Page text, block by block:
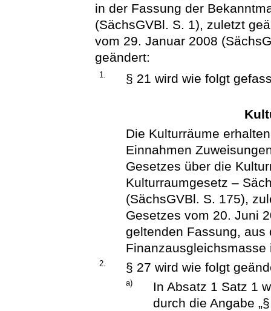
in der Fassung der
(SächsGVBl. S. 1), zuletzt
vom 29. Januar 2008
geändert:
1. § 21 wird wie folgt
Die Kulturräume
Einnahmen
Gesetzes über die
Kulturraumgesetz –
(SächsGVBl. S. 175),
Gesetzes vom 20. Juni
geltenden Fassung, aus
Finanzausgleichsmasse
2. § 27 wird wie folgt
a)
In Absatz 1 Satz 1
durch die Angabe